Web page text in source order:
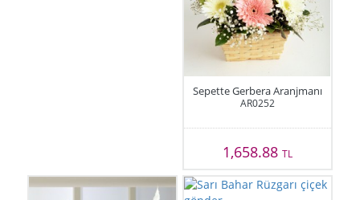
Sepette Gerbera Aranjmanı
AR0252
1,658.88 TL